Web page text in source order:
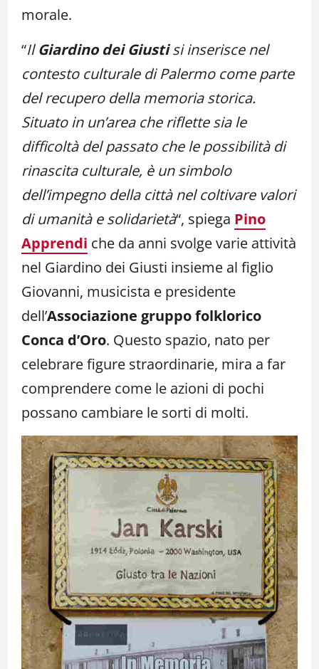
morale.
“IlGiardino dei Giustisi inserisce nel
contesto culturale di Palermo come parte
del recupero della memoria storica.
Situato in un’area che riflette sia le
difficoltà del passato che le possibilità di
rinascita culturale, è un simbolo
dell’impegno della città nel coltivare valori
di umanità e solidarietà“, spiega Pino
Apprendi che da anni svolge varie attività
nel Giardino dei Giusti insieme al figlio
Giovanni, musicista e presidente
dell’Associazione gruppo folklorico
Conca d’Oro. Questo spazio, nato per
celebrare figure straordinarie, mira a far
comprendere come le azioni di pochi
possano cambiare le sorti di molti.